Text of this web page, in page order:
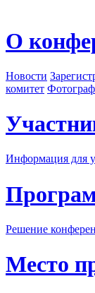
О
Новости
комитет
Информация для
Решение
Место